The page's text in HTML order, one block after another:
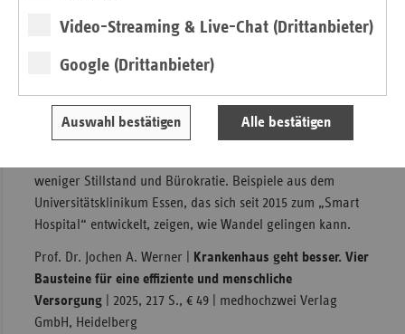
Video-Streaming & Live-Chat (Drittanbieter)
Google (Drittanbieter)
Auswahl bestätigen Alle bestätigen
Krankenhaus neu denken
Krankenhauses. Vier Schlüsselkomponenten – Smart,
Green, Economic und Human – sollen das
Gesundheitswesen digital, nachhaltig und menschlicher
machen. Der Autor fordert ein radikales Umdenken: mehr
weniger Stillstand und Bürokratie. Beispiele aus dem
Universitätsklinikum Essen, das sich seit 2015 zum „Smart
Hospital“ entwickelt, zeigen, wie Wandel gelingen kann.
Prof. Dr. Jochen A. Werner |
Krankenhaus geht besser. Vier
Bausteine für eine effiziente und menschliche
Versorgung
| 2025, 217 S., € 49 | medhochzwei Verlag
GmbH, Heidelberg